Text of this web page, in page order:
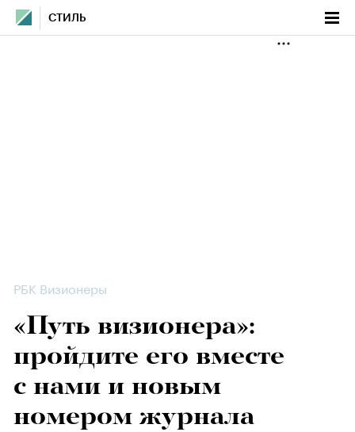
СТИЛЬ
РБК Визионеры
«Путь визионера»:
пройдите его вместе
с нами и новым
номером журнала